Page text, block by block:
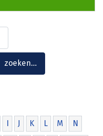
zoeken...
I J K L M N